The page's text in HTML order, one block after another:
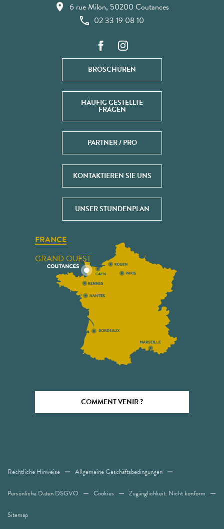
6 rue Milon, 50200 Coutances
02 33 19 08 10
BROSCHÜREN
HÄUFIG GESTELLTE
FRAGEN
PARTNER / PRO
KONTAKTIEREN SIE UNS
UNSER STUNDENPLAN
FRANCE
GRAND OUEST
COMMENT VENIR ?
Rechtliche Hinweise Allgemeine Geschäftsbedingungen
Persönliche Daten DSGVO Cookies Zugänglichkeit: Nicht konform
Sitemap